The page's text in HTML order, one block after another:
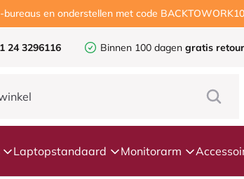
en onderstellen met code
24 3296116 Binnen 100 dagen gratis retour
Laptopstandaard Monitorarm